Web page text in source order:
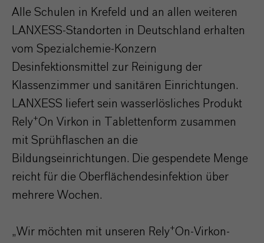
Alle Schulen in Krefeld und an allen weiteren
LANXESS-Standorten in Deutschland erhalten
vom Spezialchemie-Konzern
Desinfektionsmittel zur Reinigung der
Klassenzimmer und sanitären Einrichtungen.
LANXESS liefert sein wasserlösliches Produkt
Rely+On Virkon in Tablettenform zusammen
mit Sprühflaschen an die
Bildungseinrichtungen. Die gespendete Menge
reicht für die Oberflächendesinfektion über
mehrere Wochen.
„Wir möchten mit unseren Rely+On-Virkon-